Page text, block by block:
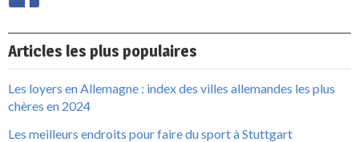
Articles les plus populaires
Les loyers en Allemagne : index des villes allemandes les plus
chères en 2024
Les meilleurs endroits pour faire du sport à Stuttgart